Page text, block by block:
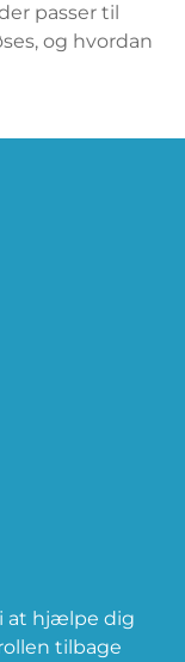
passer til
og hvordan
at hjælpe dig
tilbage